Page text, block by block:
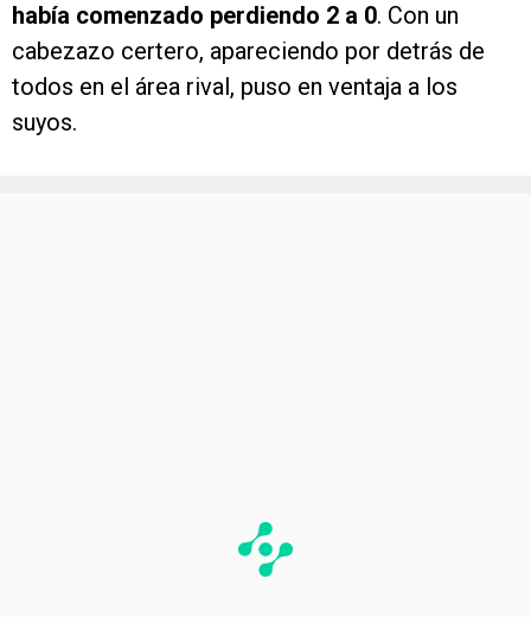
había comenzado perdiendo 2 a 0. Con un
cabezazo certero, apareciendo por detrás de
todos en el área rival, puso en ventaja a los
suyos.